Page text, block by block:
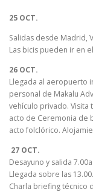
25 OCT.
Salidas desde Madrid,
Las bicis pueden ir en
26 OCT.
Llegada al aeropuerto
personal de Makalu
vehículo privado. Visita
acto de Ceremonia de
acto folclórico.
27 OCT.
Desayuno y salida
Llegada sobre las
Charla briefing técnico